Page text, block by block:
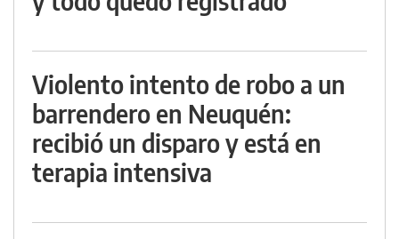
Violento intento de robo a un
barrendero en Neuquén:
recibió un disparo y está en
terapia intensiva